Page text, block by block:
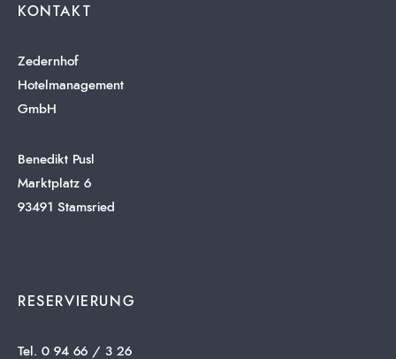
KONTAKT
Zedernhof
Hotelmanagement
GmbH
Benedikt Pusl
Marktplatz 6
93491 Stamsried
RESERVIERUNG
Tel. 0 94 66 / 3 26